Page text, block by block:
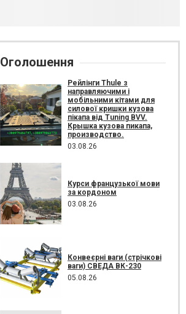
Оголошення
Рейлінги Thule з
направляючими і
мобільними кітами для
силової кришки кузова
пікапа від Tuning BVV.
Крышка кузова пикапа,
производство.
03.08.26
Курси французької мови
за кордоном
03.08.26
Конвеєрні ваги (стрічкові
ваги) СВЕДА ВК-230
05.08.26